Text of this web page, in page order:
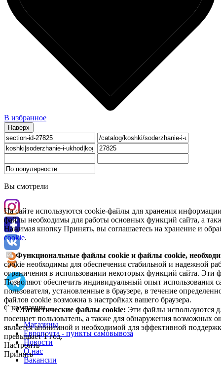
В избранное
Наверх
Вы смотрели
На сайте используются cookie-файлы для хранения
файлы необходимы для работы основных функций сайта, а
Нажимая кнопку Принять, вы соглашаетесь на хранение и
cookie.
Функциональные файлы cookie и файлы cookie,
cookie необходимы для обеспечения стабильной и надежной
ограничения в использовании некоторых функций сайта. Эти
Позволяют обеспечить индивидуальный опыт использования
пользователя, установленные в браузере, в течение
файлов cookie возможна в настройках вашего браузера.
Статистические файлы cookie: Эти файлы используются
посещает пользователь, а также для обнаружения возможных
является анонимной и необходимой для эффективной
превышает 1 год.
Настроить
Принять
О компании
Магазины
Европочта - пункты самовывоза
Новости
О нас
Вакансии